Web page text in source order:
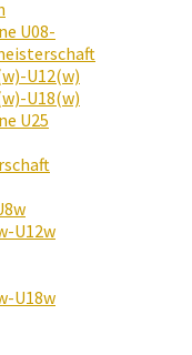
U08-
U12(w)
U18(w)
U25
U12w
U18w